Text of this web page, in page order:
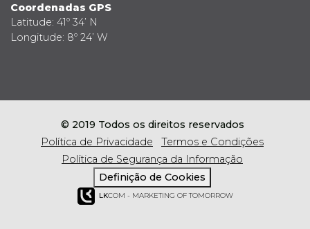
Coordenadas GPS
Latitude: 41º 34’ N
Longitude: 8º 24’ W
© 2019 Todos os direitos reservados
Política de Privacidade
Termos e Condições
Política de Segurança da Informação
Definição de Cookies
LKCOM - MARKETING OF TOMORROW